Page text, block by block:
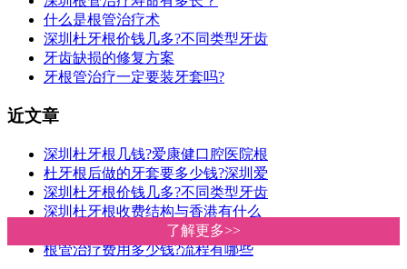
了解更多>>
了解更多>>
什么是根管治疗术
深圳杜牙根价钱几多?不同类型牙齿
牙齿缺损的修复方案
牙根管治疗一定要装牙套吗?
近文章
深圳杜牙根几钱?爱康健口腔医院根
杜牙根后做的牙套要多少钱?深圳爱
深圳杜牙根价钱几多?不同类型牙齿
深圳杜牙根收费结构与香港有什么
为什么要做杜牙根，而不是直接拔
根管治疗费用多少钱?流程有哪些